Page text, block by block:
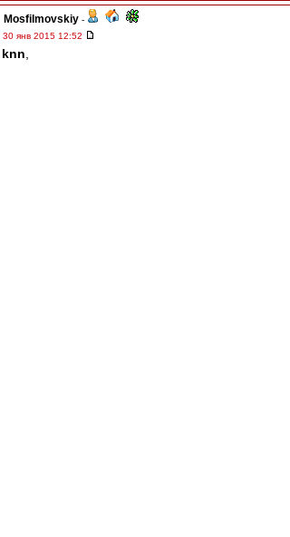
Mosfilmovskiy -
30 янв 2015 12:52
knn